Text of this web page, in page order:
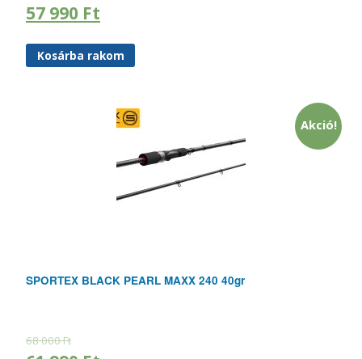
57 990 Ft
Kosárba rakom
Akció!
SPORTEX BLACK PEARL MAXX 240 40gr
68 000Ft